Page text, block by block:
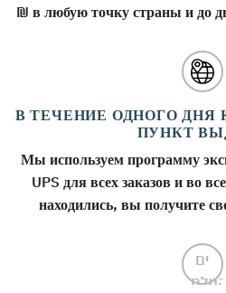
₪ в любую точку страны и до
В ТЕЧЕНИЕ ОДНОГО ДНЯ
ПУНКТ
Мы используем программу
UPS для всех заказов и во
находились, вы получите